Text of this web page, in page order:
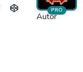
PRO
Autor